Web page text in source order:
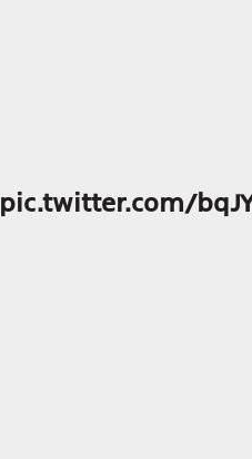
pic.twitter.com/